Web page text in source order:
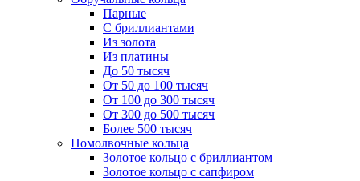
Парные
С бриллиантами
Из золота
Из платины
До 50 тысяч
От 50 до 100 тысяч
От 100 до 300 тысяч
От 300 до 500 тысяч
Более 500 тысяч
Помолвочные кольца
Золотое кольцо с бриллиантом
Золотое кольцо с сапфиром